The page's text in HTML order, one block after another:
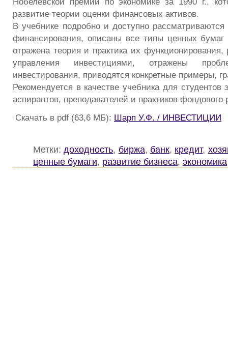
развитие теории оценки финансовых активов.
В учебнике подробно и доступно
финансирования, описаны все типы ценных
отражена теория и практика их
управления инвестициями, отражены
инвестирования, приводятся конкретные примеры,
Рекомендуется в качестве учебника для студентов
аспирантов, преподавателей и практиков фондового
Скачать в pdf (63,6 МБ): Шарп У.Ф. / ИНВЕСТИЦИИ
Метки:доходность, биржа, банк, кредит,
ценные бумаги, развитие бизнеса, экономика